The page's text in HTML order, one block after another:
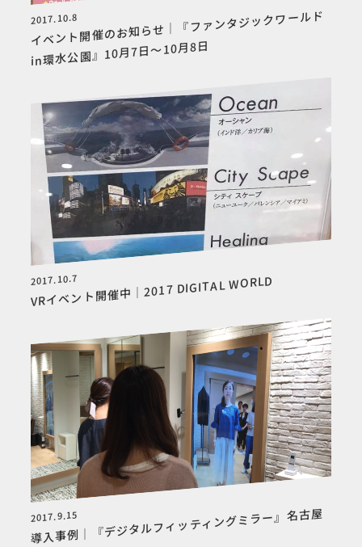
2017.10.8
イベント開催のお知らせ｜『ファンタジックワールド
in環水公園』10月7日～10月8日
2017.10.7
VRイベント開催中｜2017 DIGITAL WORLD
2017.9.15
導入事例｜『デジタルフィッティングミラー』名古屋